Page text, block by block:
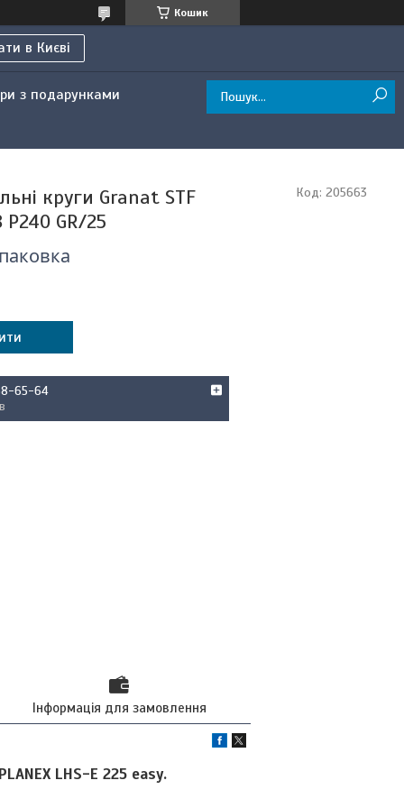
Кошик
в Києві
з подарунками
круги Granat STF
P240 GR/25
Код: 205663
65-64
Інформація для замовлення
LHS-E 225 easy.